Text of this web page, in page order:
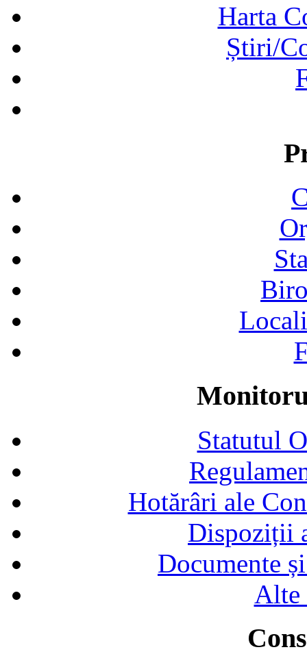
Harta
Știri/
Statutul
Hotărâri ale
Dispoziții
Documente
Alte